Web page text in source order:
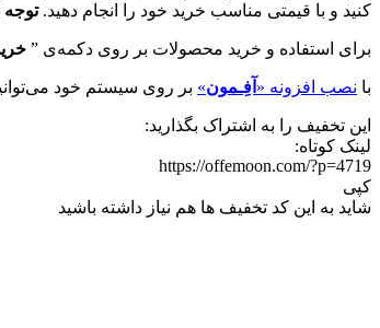
کنید و با قیمتی مناسب خرید خود را انجام دهید.توجه
برای استفاده و خرید محصولات بر روی دکمه‌ی ”
با نصب افزونه « آفِـمون» بر روی سیستم خود
این تخفیف را به اشتراک بگذارید:
لینک کوتاه:
https://offemoon.com/?p=4719
کپی
شاید به این کد تخفیف ها هم نیاز داشته باشید